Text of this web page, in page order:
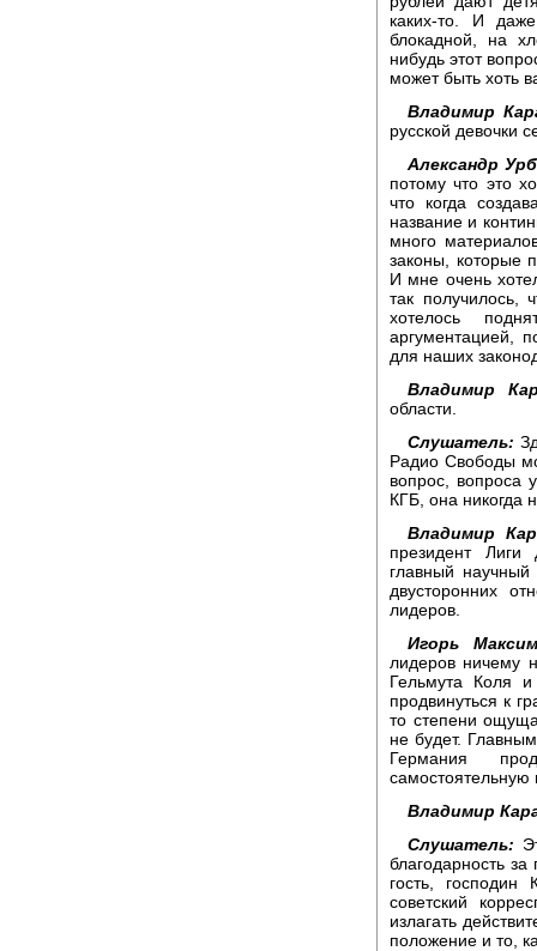
каких-то. И
блокадной, на
нибудь этот
может быть хоть
Владимир
русской девочки
Александр
потому что это
что когда
название и
много
законы, которые
И мне очень
так получилось,
хотелось
аргументацией,
для наших
Владимир
области.
Слушатель:
Радио Свободы
вопрос, вопроса
КГБ, она никогда
Владимир
президент
главный научный
двусторонних
лидеров.
Игорь
лидеров ничему
Гельмута Коля
продвинуться к
то степени
не будет.
Германия
самостоятельную
Владимир
Слушатель:
благодарность
гость,
советский
излагать
положение и то,